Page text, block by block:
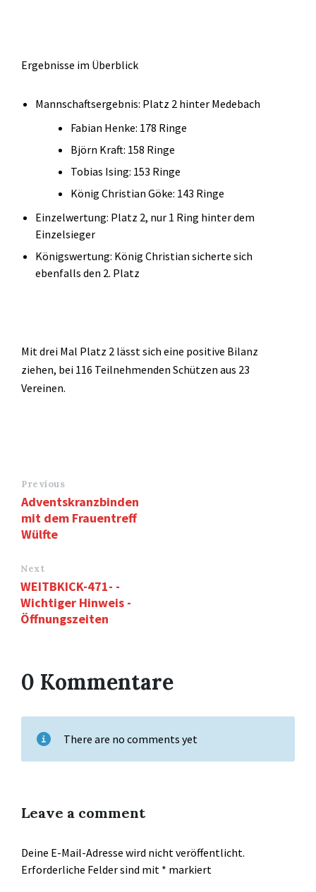
Ergebnisse im Überblick
Mannschaftsergebnis: Platz 2 hinter Medebach
Fabian Henke: 178 Ringe
Björn Kraft: 158 Ringe
Tobias Ising: 153 Ringe
König Christian Göke: 143 Ringe
Einzelwertung: Platz 2, nur 1 Ring hinter dem
Einzelsieger
Königswertung: König Christian sicherte sich
ebenfalls den 2. Platz
Mit drei Mal Platz 2 lässt sich eine positive Bilanz
ziehen, bei 116 Teilnehmenden Schützen aus 23
Vereinen.
Previous
Adventskranzbinden
mit dem Frauentreff
Wülfte
Next
WEITBKICK-471- -
Wichtiger Hinweis -
Öffnungszeiten
0 Kommentare
There are no comments yet
Leave a comment
Deine E-Mail-Adresse wird nicht veröffentlicht.
Erforderliche Felder sind mit * markiert